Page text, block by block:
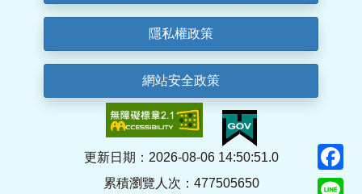
隱私權政策
網站安全政策
更新日期：2026-08-06 14:50:51.0
累積瀏覽人次：477505650